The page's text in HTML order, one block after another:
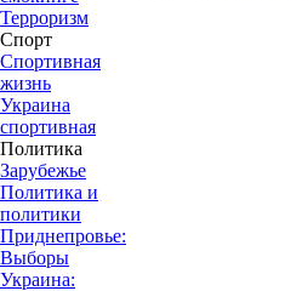
Терроризм
Спорт
Спортивная
жизнь
Украина
спортивная
Политика
Зарубежье
Политика и
политики
Приднепровье:
Выборы
Украина: